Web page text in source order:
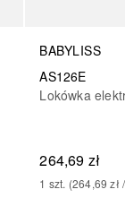
BABYLISS
AS126E
Lokówka
264,69 zł
1 szt. (264,69 zł